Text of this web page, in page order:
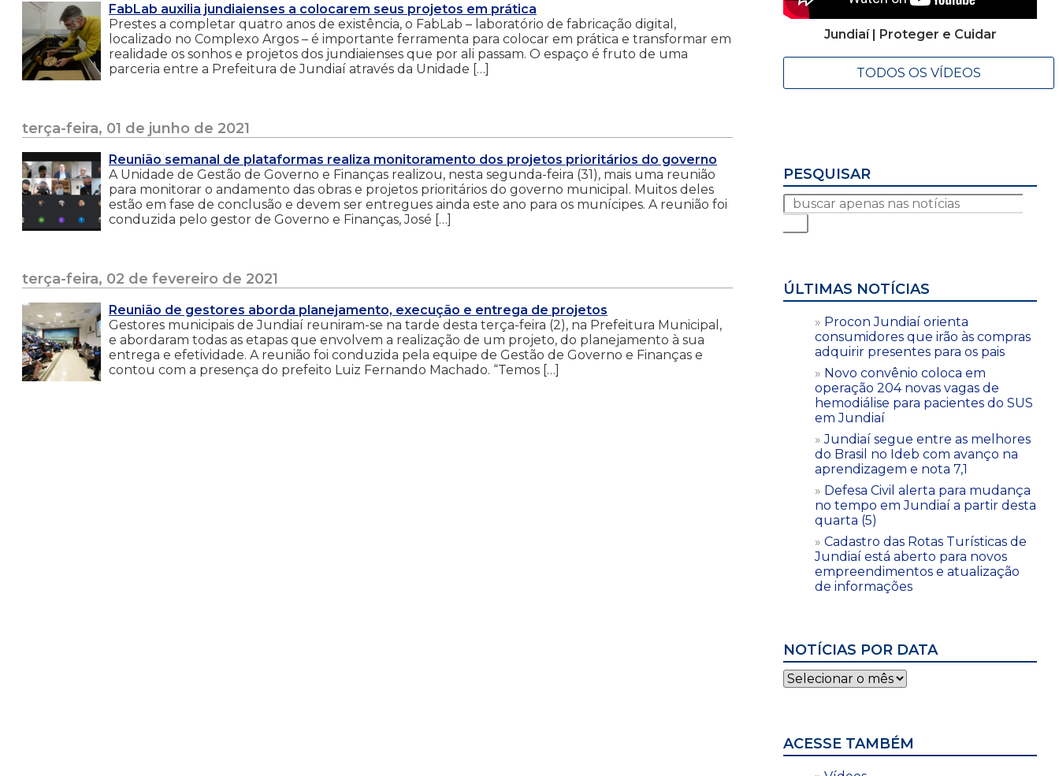
FabLab auxilia jundiaienses a colocarem seus projetos em prática
Prestes a completar quatro anos de existência, o FabLab – laboratório de fabricação digital,
localizado no Complexo Argos – é importante ferramenta para colocar em prática e transformar em
realidade os sonhos e projetos dos jundiaienses que por ali passam. O espaço é fruto de uma
parceria entre a Prefeitura de Jundiaí através da Unidade […]
terça-feira, 01 de junho de 2021
Reunião semanal de plataformas realiza monitoramento dos projetos prioritários do governo
A Unidade de Gestão de Governo e Finanças realizou, nesta segunda-feira (31), mais uma reunião
para monitorar o andamento das obras e projetos prioritários do governo municipal. Muitos deles
estão em fase de conclusão e devem ser entregues ainda este ano para os munícipes. A reunião foi
conduzida pelo gestor de Governo e Finanças, José […]
terça-feira, 02 de fevereiro de 2021
Reunião de gestores aborda planejamento, execução e entrega de projetos
Gestores municipais de Jundiaí reuniram-se na tarde desta terça-feira (2), na Prefeitura Municipal,
e abordaram todas as etapas que envolvem a realização de um projeto, do planejamento à sua
entrega e efetividade. A reunião foi conduzida pela equipe de Gestão de Governo e Finanças e
contou com a presença do prefeito Luiz Fernando Machado. “Temos […]
Jundiaí | Proteger e Cuidar
TODOS OS VÍDEOS
PESQUISAR
ÚLTIMAS NOTÍCIAS
Procon Jundiaí orienta
consumidores que irão às compras
adquirir presentes para os pais
Novo convênio coloca em
operação 204 novas vagas de
hemodiálise para pacientes do SUS
em Jundiaí
Jundiaí segue entre as melhores
do Brasil no Ideb com avanço na
aprendizagem e nota 7,1
Defesa Civil alerta para mudança
no tempo em Jundiaí a partir desta
quarta (5)
Cadastro das Rotas Turísticas de
Jundiaí está aberto para novos
empreendimentos e atualização
de informações
NOTÍCIAS POR DATA
Notícias
por
ACESSE TAMBÉM